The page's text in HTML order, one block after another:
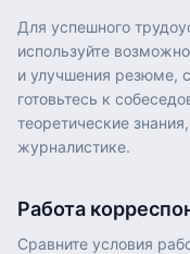
Для успешного
используйте
и улучшения резюме,
готовьтесь к
теоретические
журналистике.
Работа
Сравните условия